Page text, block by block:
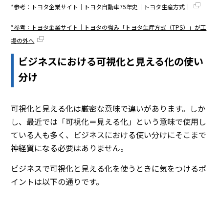
*参考：トヨタ企業サイト｜トヨタ自動車75年史｜トヨタ生産方式｜
*参考：トヨタ企業サイト｜トヨタの強み「トヨタ生産方式（TPS）」が工
場の外へ
ビジネスにおける可視化と見える化の使い
分け
可視化と見える化は厳密な意味で違いがあります。しか
し、最近では「可視化＝見える化」という意味で使用し
ている人も多く、ビジネスにおける使い分けにそこまで
神経質になる必要はありません。
ビジネスで可視化と見える化を使うときに気をつけるポ
イントは以下の通りです。